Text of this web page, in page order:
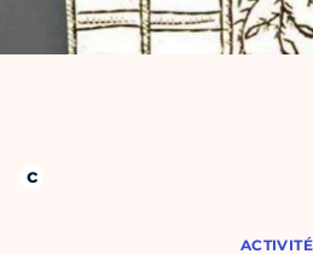
ACTIVITÉ